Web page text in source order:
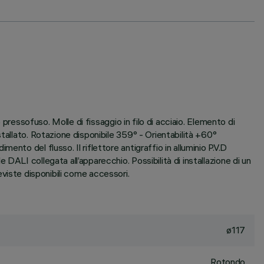
Molle di fissaggio in filo di acciaio. Elemento di
Rotazione disponibile 359° - Orientabilità +60°
del flusso. Il riflettore antigraffio in alluminio P.V.D
collegata all’apparecchio. Possibilità di installazione di un
disponibili come accessori.
ø117
Rotondo